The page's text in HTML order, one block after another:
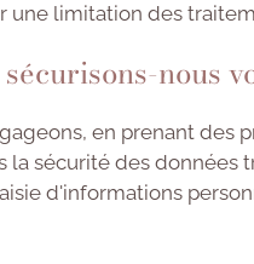
une limitation des
nous
en prenant des
la sécurité des données
d'informations